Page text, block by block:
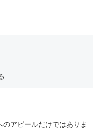
アピールだけではありま